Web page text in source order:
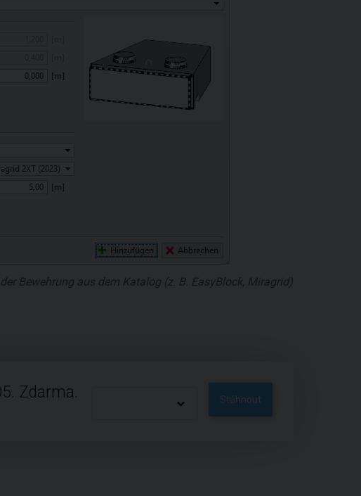
Bewehrung aus dem Katalog (z. B. EasyBlock, Miragrid)
Zdarma. Stáhnout